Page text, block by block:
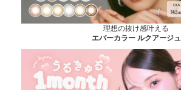
理想の抜け感叶える
エバーカラー ルクアージュ